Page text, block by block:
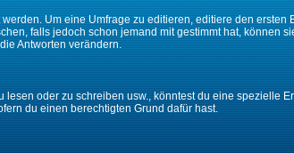
Um eine Umfrage zu editieren, editiere den ersten
falls jedoch schon jemand mit gestimmt hat, können
Antworten verändern.
oder zu schreiben usw., könntest du eine spezielle
du einen berechtigten Grund dafür hast.